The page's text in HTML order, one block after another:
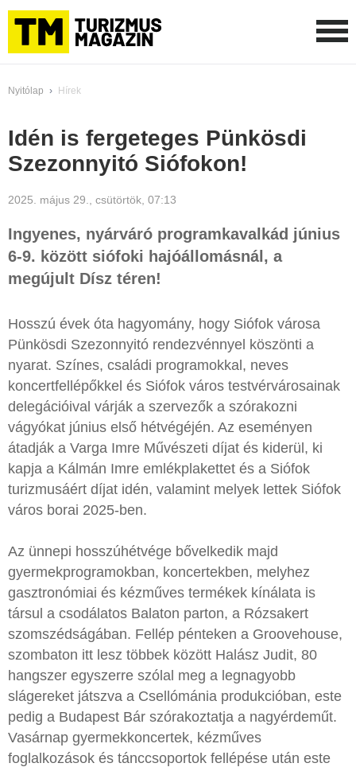
Nyitólap › Hírek
Idén is fergeteges Pünkösdi
Szezonnyitó Siófokon!
2025. május 29., csütörtök, 07:13
Ingyenes, nyárváró programkavalkád június
6-9. között siófoki hajóállomásnál, a
megújult Dísz téren!
Hosszú évek óta hagyomány, hogy Siófok városa
Pünkösdi Szezonnyitó rendezvénnyel köszönti a
nyarat. Színes, családi programokkal, neves
koncertfellépőkkel és Siófok város testvérvárosainak
delegációival várják a szervezők a szórakozni
vágyókat június első hétvégéjén. Az eseményen
átadják a Varga Imre Művészeti díjat és kiderül, ki
kapja a Kálmán Imre emlékplakettet és a Siófok
turizmusáért díjat idén, valamint melyek lettek Siófok
város borai 2025-ben.
Az ünnepi hosszúhétvége bővelkedik majd
gyermekprogramokban, koncertekben, melyhez
gasztronómiai és kézműves termékek kínálata is
társul a csodálatos Balaton parton, a Rózsakert
szomszédságában. Fellép pénteken a Groovehouse,
szombaton itt lesz többek között Halász Judit, 80
hangszer egyszerre szólal meg a legnagyobb
slágereket játszva a Csellómánia produkcióban, este
pedig a Budapest Bár szórakoztatja a nagyérdeműt.
Vasárnap gyermekkoncertek, kézműves
foglalkozások és tánccsoportok fellépése után este